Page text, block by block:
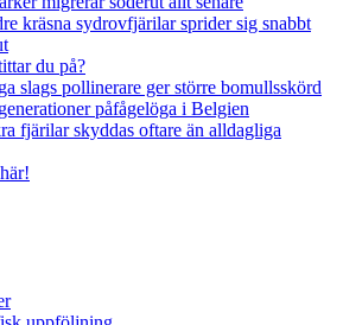
kräsna sydrovfjärilar sprider sig snabbt
du på?
slags pollinerare ger större bomullsskörd
påfågelöga i Belgien
fjärilar skyddas oftare än alldagliga